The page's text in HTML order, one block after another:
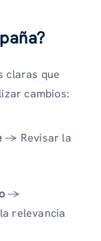
claras que
cambios:
→ Revisar la
→
relevancia